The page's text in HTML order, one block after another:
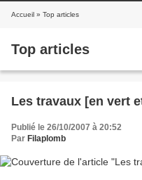
Accueil » Top articles
Top articles
Les travaux [en vert
Publié le 26/10/2007 à 20:52
Par Filaplomb